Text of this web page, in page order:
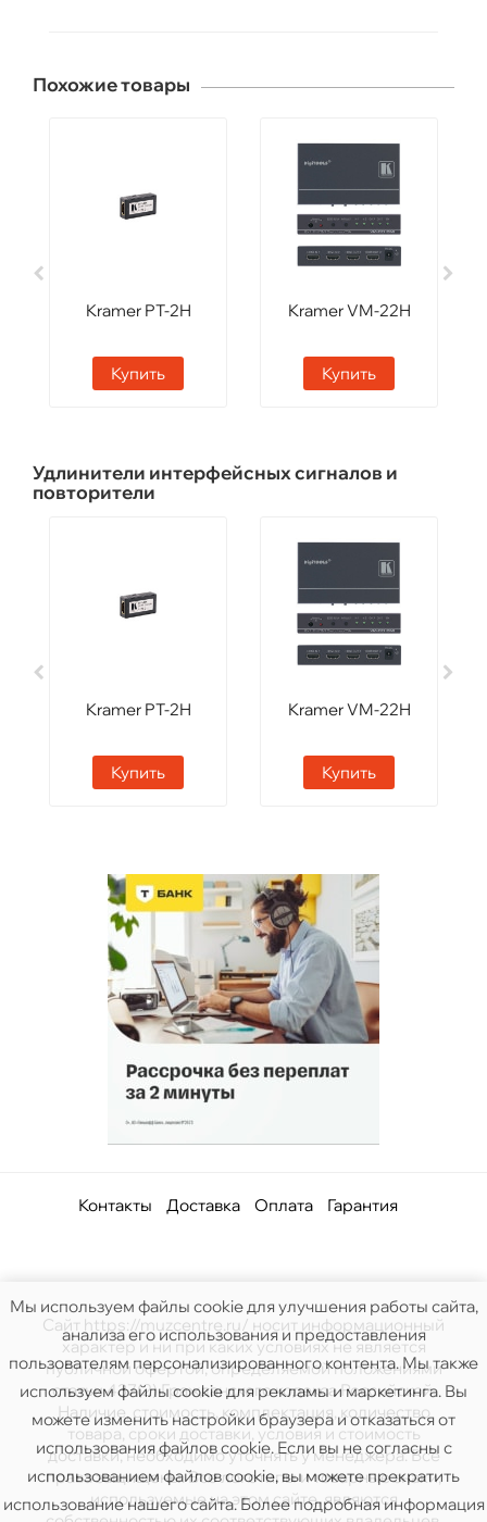
Похожие товары
Kramer PT-2H
Купить
Kramer VM-22H
Купить
Удлинители интерфейсных сигналов и
повторители
Kramer PT-2H
Купить
Kramer VM-22H
Купить
Контакты Доставка Оплата Гарантия
Сайт https://muzcentre.ru/ носит информационный
характер и ни при каких условиях не является
публичной офертой, определяемой положениями
статьи 437(2) Гражданского кодекса Российской.
Наличие, стоимость, комплектация, количество
товара, сроки доставки, условия и стоимость
доставки, необходимо уточнять у менеджера. Все
права защищены. Все логотипы и товарные знаки,
используемые на этом сайте, являются
Мы используем файлы cookie для улучшения работы сайта,
анализа его использования и предоставления
пользователям персонализированного контента. Мы также
используем файлы cookie для рекламы и маркетинга. Вы
можете изменить настройки браузера и отказаться от
использования файлов cookie. Если вы не согласны с
использованием файлов cookie, вы можете прекратить
использование нашего сайта. Более подробная информация